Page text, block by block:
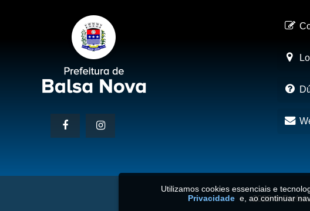
2026 ©
Utilizamos cookies essenciais e
Privacidade e, ao continuar